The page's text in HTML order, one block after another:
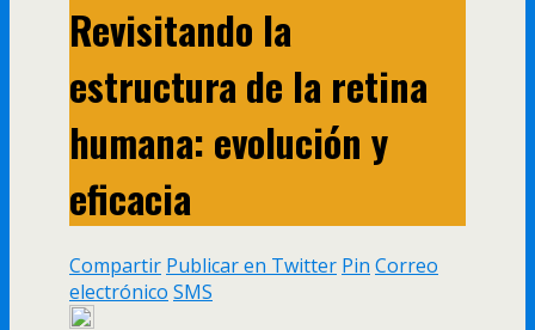
Revisitando la
estructura de la retina
humana: evolución y
eficacia
Compartir Publicar en Twitter Pin Correo
electrónico SMS